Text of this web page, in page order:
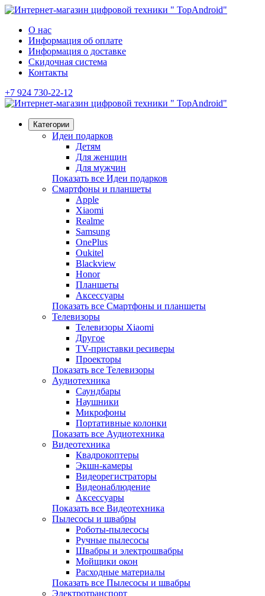
О нас
Информация об оплате
Информация о доставке
Скидочная система
Контакты
+7 924 730-22-12
Категории
Идеи подарков
Детям
Для женщин
Для мужчин
Показать все Идеи подарков
Смартфоны и планшеты
Apple
Xiaomi
Realme
Samsung
OnePlus
Oukitel
Blackview
Honor
Планшеты
Аксессуары
Показать все Смартфоны и планшеты
Телевизоры
Телевизоры Xiaomi
Другое
TV-приставки ресиверы
Проекторы
Показать все Телевизоры
Аудиотехника
Саундбары
Наушники
Микрофоны
Портативные колонки
Показать все Аудиотехника
Видеотехника
Квадрокоптеры
Экшн-камеры
Видеорегистраторы
Видеонаблюдение
Аксессуары
Показать все Видеотехника
Пылесосы и швабры
Роботы-пылесосы
Ручные пылесосы
Швабры и электрошвабры
Мойщики окон
Расходные материалы
Показать все Пылесосы и швабры
Электротранспорт